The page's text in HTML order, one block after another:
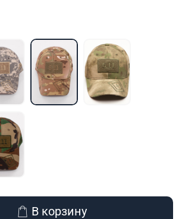
В корзину